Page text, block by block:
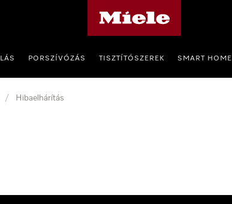
PORSZÍVÓZÁS TISZTÍTÓSZEREK SMART HOME
/ Hibaelhárítás